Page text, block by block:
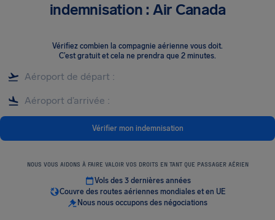
indemnisation : Air Canada
Vérifiez combien la compagnie aérienne vous doit.
C’est gratuit et cela ne prendra que 2 minutes.
Vérifier mon indemnisation
NOUS VOUS AIDONS À FAIRE VALOIR VOS DROITS EN TANT QUE PASSAGER AÉRIEN
Vols des 3 dernières années
Couvre des routes aériennes mondiales et en UE
Nous nous occupons des négociations